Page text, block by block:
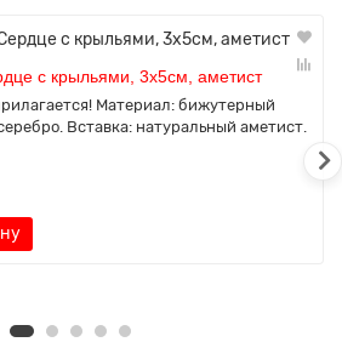
с крыльями, 3х5см, аметист
Материал: бижутерный
Вставка: натуральный аметист.